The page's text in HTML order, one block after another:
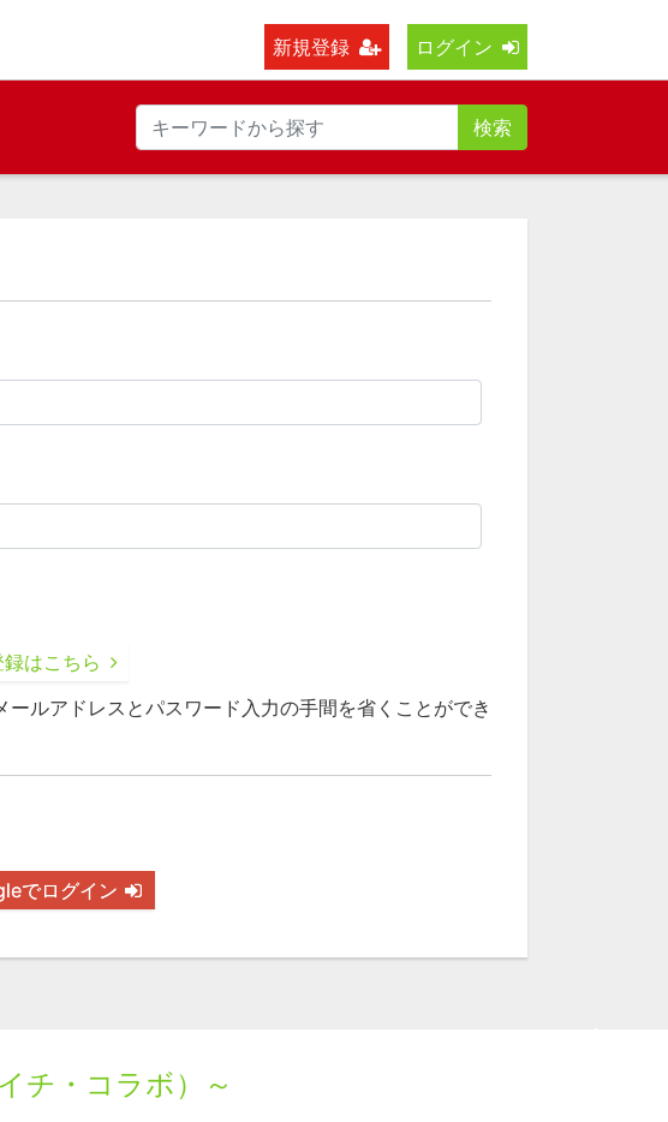
新規登録 ログイン
検索
はこちら
ルアドレスとパスワード入力の手間を省くことができ
でログイン
チ・コラボ）～